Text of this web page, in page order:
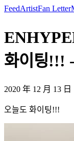
FeedArtistFan Letter
화이팅!!!
2020 年 12 月 13 日
오늘도 화이팅!!!